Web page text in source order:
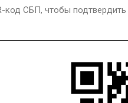
код СБП, чтобы